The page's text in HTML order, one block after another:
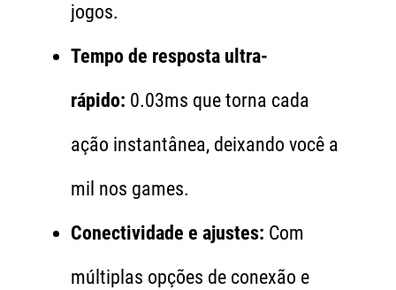
jogos.
Tempo de resposta ultra-
rápido: 0.03ms que torna cada
ação instantânea, deixando você a
mil nos games.
Conectividade e ajustes: Com
múltiplas opções de conexão e